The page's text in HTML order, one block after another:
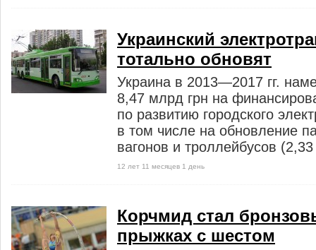
Украинский
тотально обновят
Украина в 2013—2017 гг.
8,47 млрд грн на
по развитию городского
в том числе на обновление
вагонов и троллейбусов
12 лет 11 месяцев 1 день
Корчмид стал
прыжках с шестом